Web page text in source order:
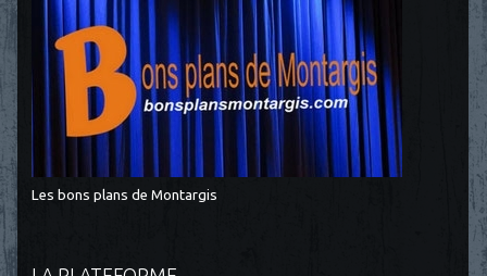
Les bons plans de Montargis